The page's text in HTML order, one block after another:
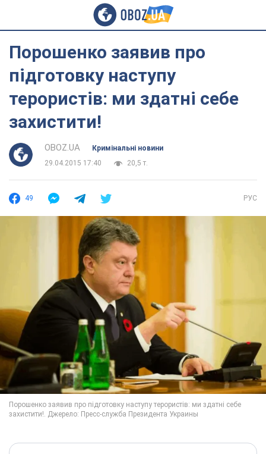
Порошенко заявив про
підготовку наступу
терористів: ми здатні себе
захистити!
OBOZ.UA
Кримінальні новини
29.04.2015 17:40
20,5 т.
49 РУС